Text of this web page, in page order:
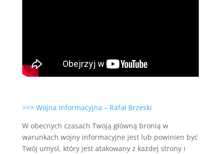
>>> Wojna Informacyjna – Rafał Brzeski
W obecnych czasach Twoją główną bronią w
warunkach wojny informacyjne jest lub powinien być
Twój umysł, który jest atakowany z każdej strony i